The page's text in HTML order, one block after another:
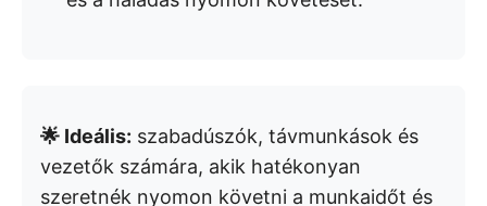
🌟 Ideális: szabadúszók, távmunkások és
vezetők számára, akik hatékonyan
szeretnék nyomon követni a munkaidőt és